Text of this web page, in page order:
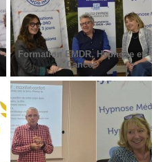
Formation EMDR, Hypnose et
Cancer